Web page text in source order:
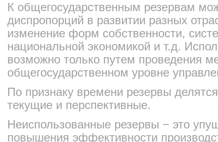
К общегосударственным резервам
диспропорций в развитии разных
изменение форм собственности,
национальной экономикой и т.д.
возможно только путем проведения
общегосударственном уровне
По признаку времени резервы
текущие и перспективные.
Неиспользованные резервы − это
повышения эффективности